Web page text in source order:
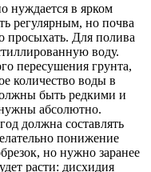
нуждается в ярком
регулярным, но почва
просыхать. Для полива
воду.
пересушения грунта,
количество воды в
быть редкими и
абсолютно.
должна составлять
понижение
но нужно заранее
расти: дисхидия